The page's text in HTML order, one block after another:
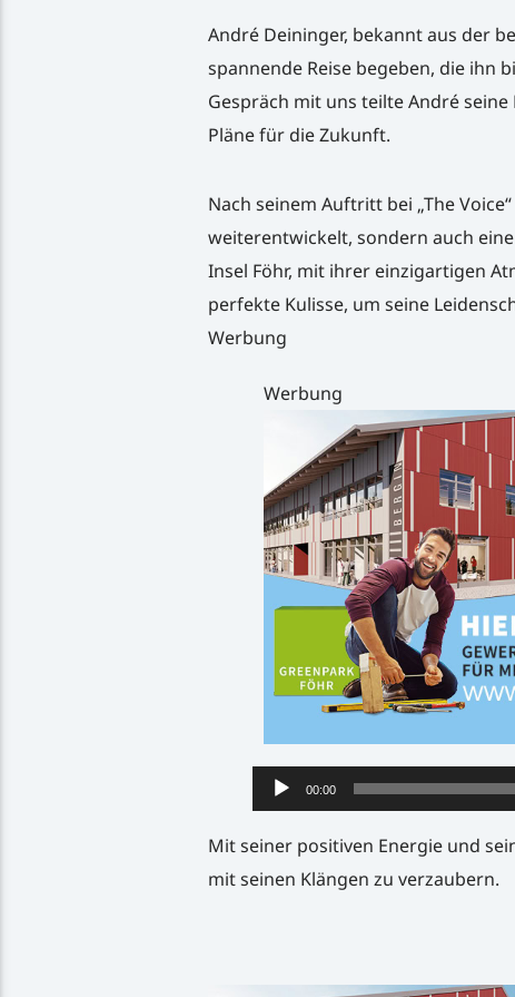
André Deininger, bekannt aus der
spannende Reise begeben, die ihn
Gespräch mit uns teilte André
Pläne für die Zukunft.
Nach seinem Auftritt bei „The
weiterentwickelt, sondern auch
Insel Föhr, mit ihrer einzigartigen
perfekte Kulisse, um seine
Werbung
Werbung
Audio-
Player
00:00
Mit seiner positiven Energie und
mit seinen Klängen zu verzaubern.